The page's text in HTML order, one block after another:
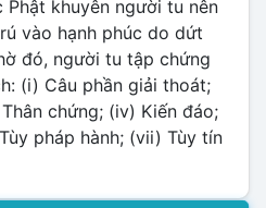
khuyên người tu nên
vào hạnh phúc do dứt
đó, người tu tập chứng
(i) Câu phần giải thoát;
chứng; (iv) Kiến đáo;
pháp hành; (vii) Tùy tín